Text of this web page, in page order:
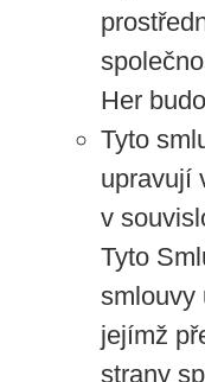
Her
Tyto
upravují
v
Tyto
smlouvy
jejímž
strany